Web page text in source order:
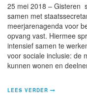
25 mei 2018 – Gisteren
samen met
meerjarenagenda voor
opvang vast. Hiermee
intensief samen te
voor sociale inclusie: de
kunnen wonen en
LEES VERDER